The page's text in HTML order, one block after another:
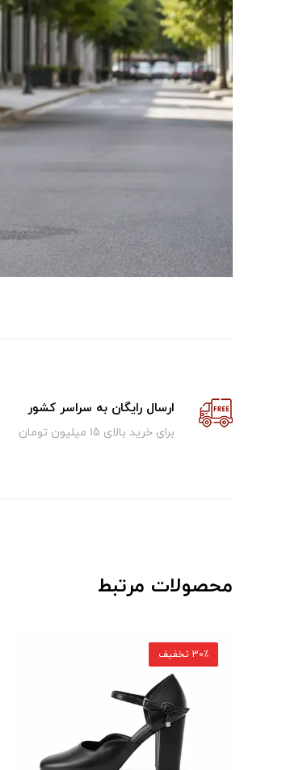
ارسال رایگان به سراسر کشور
برای خرید بالای ۱5 میلیون تومان
محصولات مرتبط
30٪ تخفیف